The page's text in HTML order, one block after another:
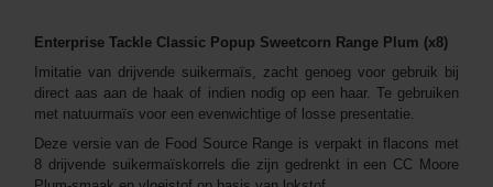
Enterprise Tackle Classic Popup Sweetcorn Range Plum (x8)
Imitatie van drijvende suikermaïs, zacht genoeg voor gebruik bij
direct aas aan de haak of indien nodig op een haar. Te gebruiken
met natuurmaïs voor een evenwichtige of losse presentatie.
Deze versie van de Food Source Range is verpakt in flacons met
8 drijvende suikermaïskorrels die zijn gedrenkt in een CC Moore